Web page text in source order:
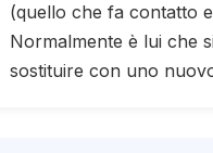
(quello che fa contatto
Normalmente è lui che
sostituire con uno